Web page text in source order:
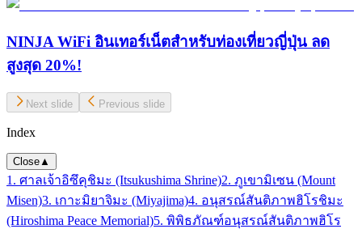
NINJA WiFi อินเทอร์เน็ตสำหรับท่องเที่ยวญี่ปุ่น ลด
สูงสุด 20%!
Next slide Previous slide
Index
Close▲
1. ศาลเจ้าอิซึคุชิมะ (Itsukushima Shrine)2. ภูเขามิเซน (Mount
Misen)3. เกาะมิยาจิมะ (Miyajima)4. อนุสรณ์สันติภาพฮิโรชิมะ
(Hiroshima Peace Memorial)5. พิพิธภัณฑ์อนุสรณ์สันติภาพฮิโร